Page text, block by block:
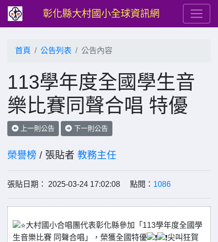
彰化縣大村國小全球資訊網
首頁 公告列表 公告內容
113學年度全國學生音
樂比賽同聲合唱 特優
上一則公告 下一則公告
榮譽榜 / 張貼者 教務主任
張貼日期： 2025-03-24 17:02:08 點閱： 1086
大村國小合唱團代表彰化縣參加「113學年度全國學
生音樂比賽 同聲合唱」，榮獲全國特優
尖叫狂賀